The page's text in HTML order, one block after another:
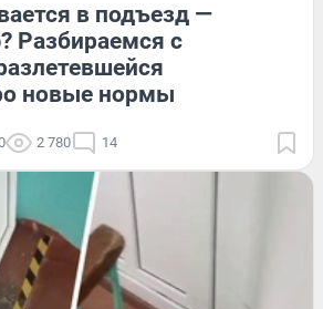
в подъезд —
Разбираемся с
новые нормы
2 780 14